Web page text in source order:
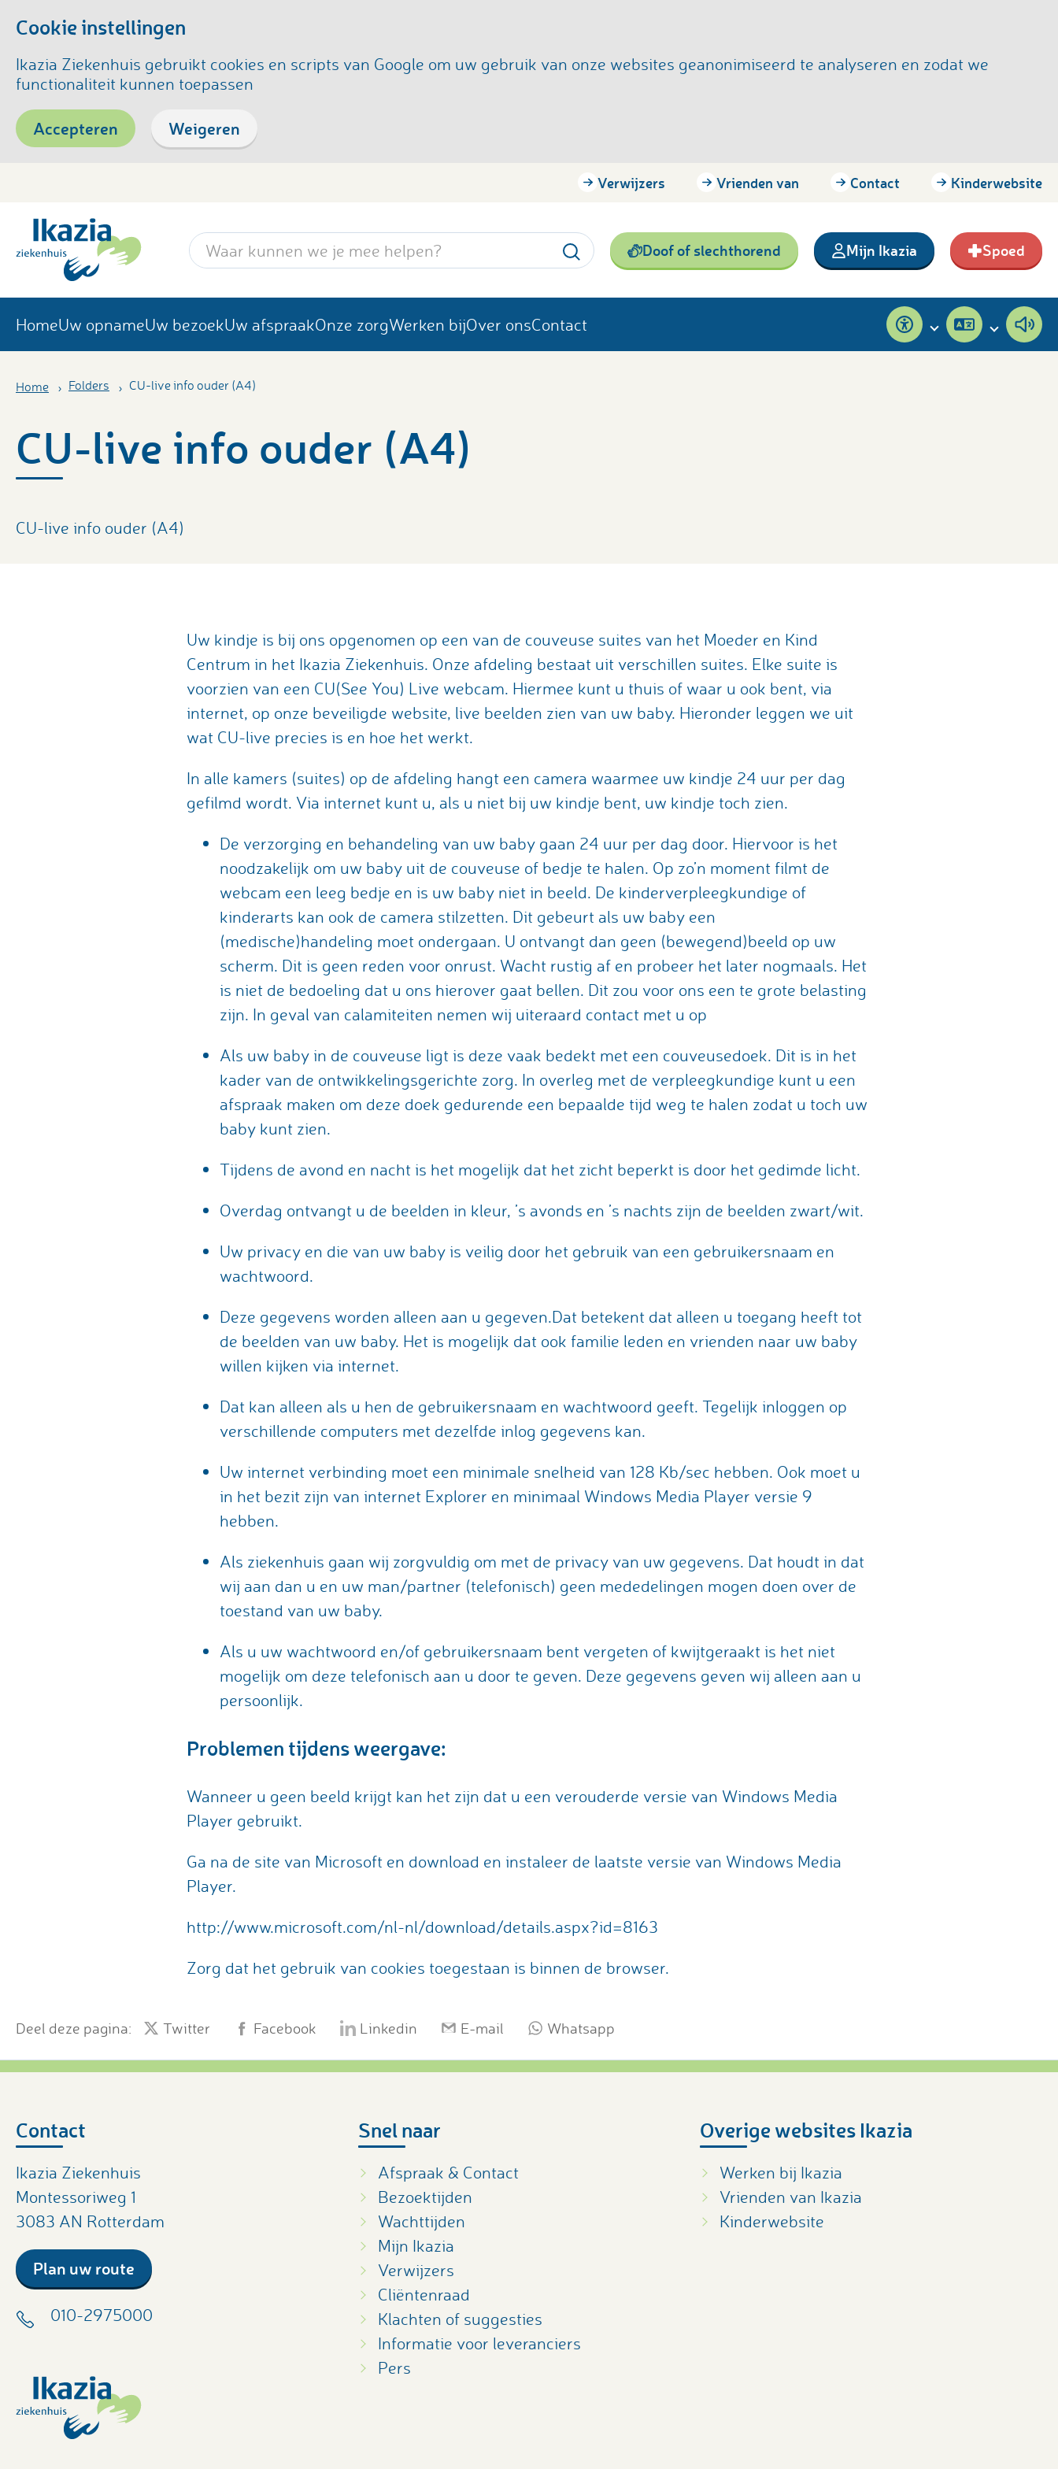
Cookie instellingen
Ikazia Ziekenhuis gebruikt cookies en scripts van Google om uw gebruik van onze websites geanonimiseerd te analyseren en zodat we
functionaliteit kunnen toepassen
Accepteren Weigeren
Verwijzers Vrienden van Contact Kinderwebsite
Zoekwoord Doof of slechthorend Mijn Ikazia Spoed
HomeUw opnameUw bezoekUw afspraakOnze zorgWerken bijOver onsContact Toegankelijkheid
Pagina
vertalen
Home Folders CU-live info ouder (A4)
CU-live info ouder (A4)
CU-live info ouder (A4)
Uw kindje is bij ons opgenomen op een van de couveuse suites van het Moeder en Kind
Centrum in het Ikazia Ziekenhuis. Onze afdeling bestaat uit verschillen suites. Elke suite is
voorzien van een CU(See You) Live webcam. Hiermee kunt u thuis of waar u ook bent, via
internet, op onze beveiligde website, live beelden zien van uw baby. Hieronder leggen we uit
wat CU-live precies is en hoe het werkt.
In alle kamers (suites) op de afdeling hangt een camera waarmee uw kindje 24 uur per dag
gefilmd wordt. Via internet kunt u, als u niet bij uw kindje bent, uw kindje toch zien.
De verzorging en behandeling van uw baby gaan 24 uur per dag door. Hiervoor is het
noodzakelijk om uw baby uit de couveuse of bedje te halen. Op zo’n moment filmt de
webcam een leeg bedje en is uw baby niet in beeld. De kinderverpleegkundige of
kinderarts kan ook de camera stilzetten. Dit gebeurt als uw baby een
(medische)handeling moet ondergaan. U ontvangt dan geen (bewegend)beeld op uw
scherm. Dit is geen reden voor onrust. Wacht rustig af en probeer het later nogmaals. Het
is niet de bedoeling dat u ons hierover gaat bellen. Dit zou voor ons een te grote belasting
zijn. In geval van calamiteiten nemen wij uiteraard contact met u op
Als uw baby in de couveuse ligt is deze vaak bedekt met een couveusedoek. Dit is in het
kader van de ontwikkelingsgerichte zorg. In overleg met de verpleegkundige kunt u een
afspraak maken om deze doek gedurende een bepaalde tijd weg te halen zodat u toch uw
baby kunt zien.
Tijdens de avond en nacht is het mogelijk dat het zicht beperkt is door het gedimde licht.
Overdag ontvangt u de beelden in kleur, ’s avonds en ’s nachts zijn de beelden zwart/wit.
Uw privacy en die van uw baby is veilig door het gebruik van een gebruikersnaam en
wachtwoord.
Deze gegevens worden alleen aan u gegeven.Dat betekent dat alleen u toegang heeft tot
de beelden van uw baby. Het is mogelijk dat ook familie leden en vrienden naar uw baby
willen kijken via internet.
Dat kan alleen als u hen de gebruikersnaam en wachtwoord geeft. Tegelijk inloggen op
verschillende computers met dezelfde inlog gegevens kan.
Uw internet verbinding moet een minimale snelheid van 128 Kb/sec hebben. Ook moet u
in het bezit zijn van internet Explorer en minimaal Windows Media Player versie 9
hebben.
Als ziekenhuis gaan wij zorgvuldig om met de privacy van uw gegevens. Dat houdt in dat
wij aan dan u en uw man/partner (telefonisch) geen mededelingen mogen doen over de
toestand van uw baby.
Als u uw wachtwoord en/of gebruikersnaam bent vergeten of kwijtgeraakt is het niet
mogelijk om deze telefonisch aan u door te geven. Deze gegevens geven wij alleen aan u
persoonlijk.
Problemen tijdens weergave:
Wanneer u geen beeld krijgt kan het zijn dat u een verouderde versie van Windows Media
Player gebruikt.
Ga na de site van Microsoft en download en instaleer de laatste versie van Windows Media
Player.
http://www.microsoft.com/nl-nl/download/details.aspx?id=8163
Zorg dat het gebruik van cookies toegestaan is binnen de browser.
Deel deze pagina: Twitter Facebook Linkedin E-mail Whatsapp
Contact
Ikazia Ziekenhuis
Montessoriweg 1
3083 AN Rotterdam
Plan uw route
010-2975000
Snel naar
Afspraak & Contact
Bezoektijden
Wachttijden
Mijn Ikazia
Verwijzers
Cliëntenraad
Klachten of suggesties
Informatie voor leveranciers
Pers
Overige websites Ikazia
Werken bij Ikazia
Vrienden van Ikazia
Kinderwebsite